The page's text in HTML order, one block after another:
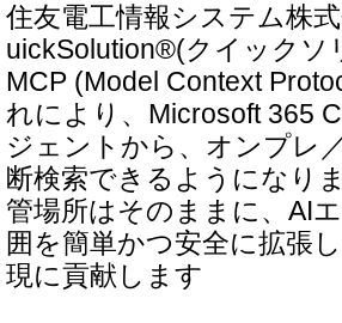
住友電工情報システム株
uickSolution®(クイックソ
MCP (Model Context
れにより、Microsoft 365
ジェントから、オンプレ
断検索できるようになり
管場所はそのままに、AI
囲を簡単かつ安全に拡張
現に貢献します